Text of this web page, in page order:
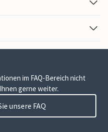
im FAQ-Bereich nicht
gerne weiter.
unsere FAQ